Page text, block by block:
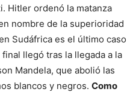
Hitler ordenó la matanza
nombre de la superioridad
Sudáfrica es el último caso
llegó tras la llegada a la
Mandela, que abolió las
blancos y negros. Como